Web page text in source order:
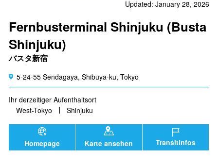
Updated: January 28, 2026
Fernbusterminal Shinjuku (Busta
Shinjuku)
バスタ新宿
5-24-55 Sendagaya, Shibuya-ku, Tokyo
Ihr derzeitiger Aufenthaltsort
West-Tokyo
Shinjuku
Homepage Karte ansehen Transitinfos